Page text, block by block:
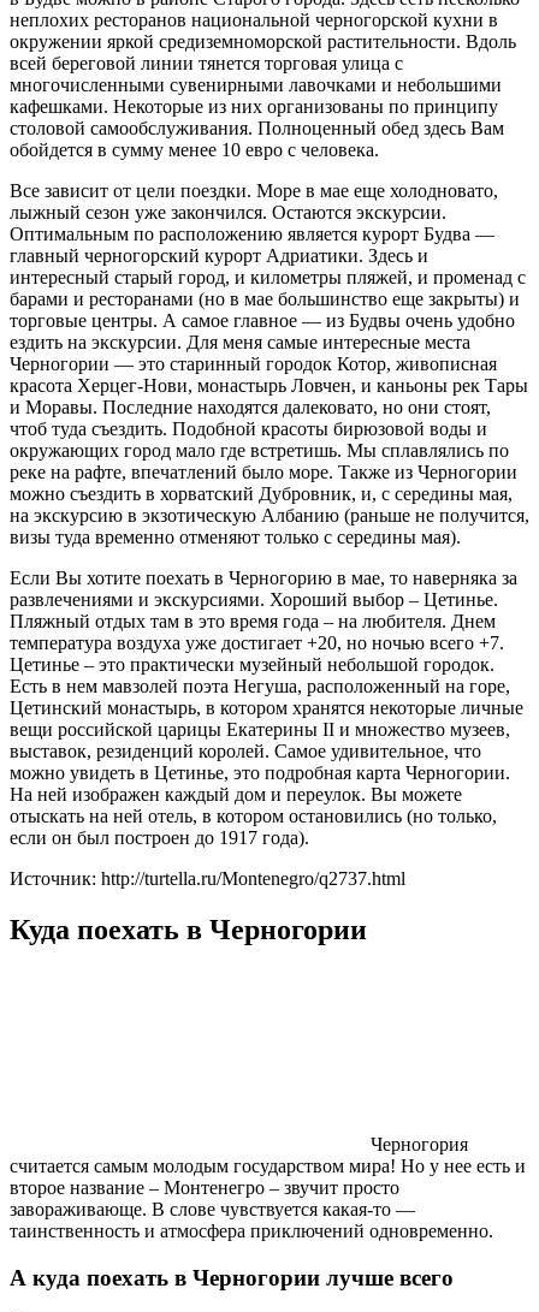
неплохих ресторанов национальной черногорской кухни в
окружении яркой средиземноморской растительности. Вдоль
всей береговой линии тянется торговая улица с
многочисленными сувенирными лавочками и небольшими
кафешками. Некоторые из них организованы по принципу
столовой самообслуживания. Полноценный обед здесь Вам
обойдется в сумму менее 10 евро с человека.
Все зависит от цели поездки. Море в мае еще холодновато,
лыжный сезон уже закончился. Остаются экскурсии.
Оптимальным по расположению является курорт Будва —
главный черногорский курорт Адриатики. Здесь и
интересный старый город, и километры пляжей, и променад с
барами и ресторанами (но в мае большинство еще закрыты) и
торговые центры. А самое главное — из Будвы очень удобно
ездить на экскурсии. Для меня самые интересные места
Черногории — это старинный городок Котор, живописная
красота Херцег-Нови, монастырь Ловчен, и каньоны рек Тары
и Моравы. Последние находятся далековато, но они стоят,
чтоб туда съездить. Подобной красоты бирюзовой воды и
окружающих город мало где встретишь. Мы сплавлялись по
реке на рафте, впечатлений было море. Также из Черногории
можно съездить в хорватский Дубровник, и, с середины мая,
на экскурсию в экзотическую Албанию (раньше не получится,
визы туда временно отменяют только с середины мая).
Если Вы хотите поехать в Черногорию в мае, то наверняка за
развлечениями и экскурсиями. Хороший выбор – Цетинье.
Пляжный отдых там в это время года – на любителя. Днем
температура воздуха уже достигает +20, но ночью всего +7.
Цетинье – это практически музейный небольшой городок.
Есть в нем мавзолей поэта Негуша, расположенный на горе,
Цетинский монастырь, в котором хранятся некоторые личные
вещи российской царицы Екатерины ІІ и множество музеев,
выставок, резиденций королей. Самое удивительное, что
можно увидеть в Цетинье, это подробная карта Черногории.
На ней изображен каждый дом и переулок. Вы можете
отыскать на ней отель, в котором остановились (но только,
если он был построен до 1917 года).
Источник: http://turtella.ru/Montenegro/q2737.html
Куда поехать в Черногории
Черногория
считается самым молодым государством мира! Но у нее есть и
второе название – Монтенегро – звучит просто
завораживающе. В слове чувствуется какая-то —
таинственность и атмосфера приключений одновременно.
А куда поехать в Черногории лучше всего